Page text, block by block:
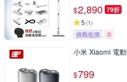
$2,890 79折
5 (1)
挑戰低價 券
小米 Xiaomi 電
$799